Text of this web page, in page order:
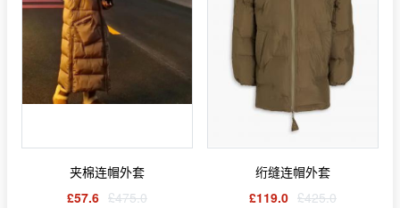
夹棉连帽外套
£57.6 £475.0
绗缝连帽外套
£119.0 £425.0